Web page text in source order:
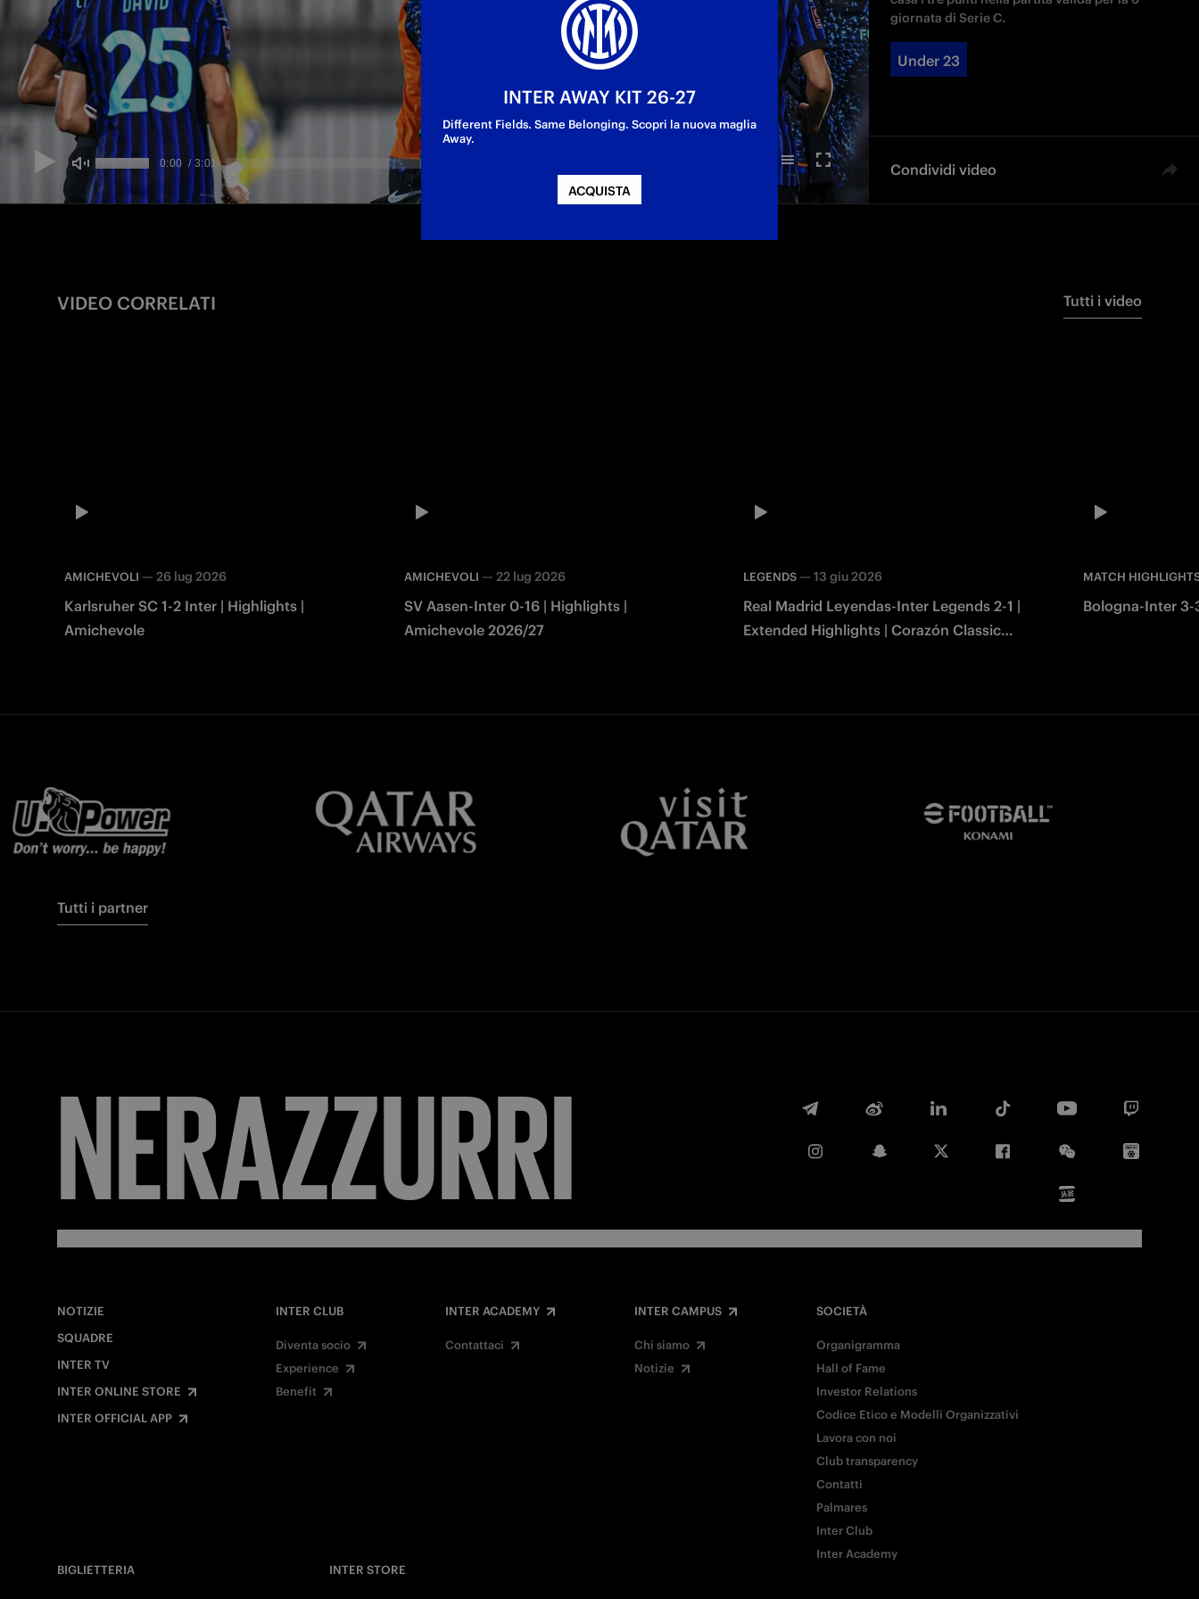
giornata di Serie C.
Under 23
Condividi video
Twitter
VIDEO CORRELATI Tutti i video
AMICHEVOLI — 26 lug 2026
Karlsruher SC 1-2 Inter | Highlights |
Amichevole
AMICHEVOLI — 22 lug 2026
SV Aasen-Inter 0-16 | Highlights |
Amichevole 2026/27
LEGENDS —13 giu 2026
Real Madrid Leyendas-Inter Legends 2-1 |
Extended Highlights | Corazón Classic
MATCH
Bologna-Inter 3-
Tutti i partner
FORZA
NOTIZIE
SQUADRE
INTER TV
INTER ONLINE STORE
INTER OFFICIAL APP
INTER CLUB
Diventa socio
Experience
Benefit
INTER ACADEMY
Contattaci
INTER CAMPUS
Chi siamo
Notizie
SOCIETÀ
Organigramma
Hall of Fame
Investor Relations
Codice Etico e Modelli Organizzativi
Lavora con noi
Club transparency
Contatti
Palmares
Inter Club
Inter Academy
BIGLIETTERIA
INTER STORE
INTER AWAY KIT 26-27
Different Fields. Same Belonging. Scopri la nuova maglia
Away.
ACQUISTA